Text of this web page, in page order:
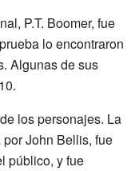
P.T. Boomer, fue
lo encontraron
Algunas de sus
los personajes. La
John Bellis, fue
público, y fue